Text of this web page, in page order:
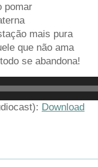
pomar
mais pura
que não ama
se abandona!
Download